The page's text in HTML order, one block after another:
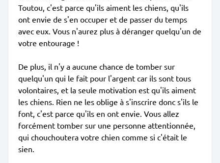
Toutou, c'est parce qu'ils aiment les chiens, qu'ils
ont envie de s'en occuper et de passer du temps
avec eux. Vous n'aurez plus à déranger quelqu'un de
votre entourage !
De plus, il n'y a aucune chance de tomber sur
quelqu'un qui le fait pour l'argent car ils sont tous
volontaires, et la seule motivation est qu'ils aiment
les chiens. Rien ne les oblige à s'inscrire donc s'ils le
font, c'est parce qu'ils en ont envie. Vous allez
forcément tomber sur une personne attentionnée,
qui chouchoutera votre chien comme si c'était le
sien.